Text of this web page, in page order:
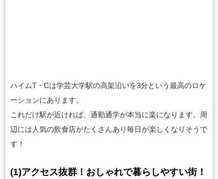
ハイムT・Cは学芸大学駅の高架沿いを3分という最高のロケ
ーションにあります。
これだけ駅が近ければ、通勤通学が本当に楽になります。周
辺には人気の飲食店がたくさんあり毎日が楽しくなりそうで
す！
(1)アクセス抜群！おしゃれで暮らしやすい街！